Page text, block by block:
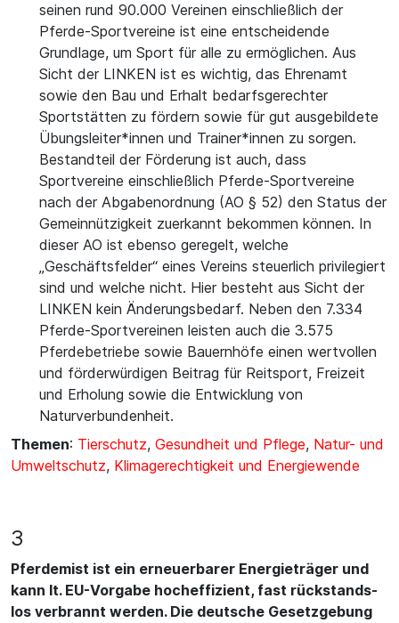
seinen rund 90.000 Vereinen einschließlich der
Pferde-Sportvereine ist eine entscheidende
Grundlage, um Sport für alle zu ermöglichen. Aus
Sicht der LINKEN ist es wichtig, das Ehrenamt
sowie den Bau und Erhalt bedarfsgerechter
Sportstätten zu fördern sowie für gut ausgebildete
Übungsleiter*innen und Trainer*innen zu sorgen.
Bestandteil der Förderung ist auch, dass
Sportvereine einschließlich Pferde-Sportvereine
nach der Abgabenordnung (AO § 52) den Status der
Gemeinnützigkeit zuerkannt bekommen können. In
dieser AO ist ebenso geregelt, welche
„Geschäftsfelder“ eines Vereins steuerlich privilegiert
sind und welche nicht. Hier besteht aus Sicht der
LINKEN kein Änderungsbedarf. Neben den 7.334
Pferde-Sportvereinen leisten auch die 3.575
Pferdebetriebe sowie Bauernhöfe einen wertvollen
und förderwürdigen Beitrag für Reitsport, Freizeit
und Erholung sowie die Entwicklung von
Naturverbundenheit.
Themen: Tierschutz, Gesundheit und Pflege, Natur- und
Umweltschutz, Klimagerechtigkeit und Energiewende
3
Pferdemist ist ein erneuerbarer Energieträger und
kann lt. EU-Vorgabe hocheffizient, fast rückstands-
los verbrannt werden. Die deutsche Gesetzgebung